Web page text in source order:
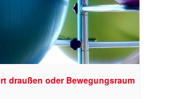
draußen oder Bewegungsraum